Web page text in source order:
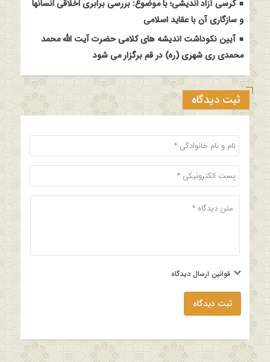
کرسی آزاد اندیشی؛ با موضوع: بررسی برابری اخلاقی انسانها
و سازگاری آن با عقاید اسلامی
آیین نکوداشت اندیشه های کلامی حضرت آیت الله محمد
محمدی ری شهری (ره) در قم برگزار می شود
ثبت دیدگاه
قوانین ارسال دیدگاه
ثبت دیدگاه